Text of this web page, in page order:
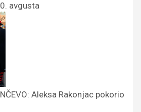
avgusta
Aleksa Rakonjac pokorio